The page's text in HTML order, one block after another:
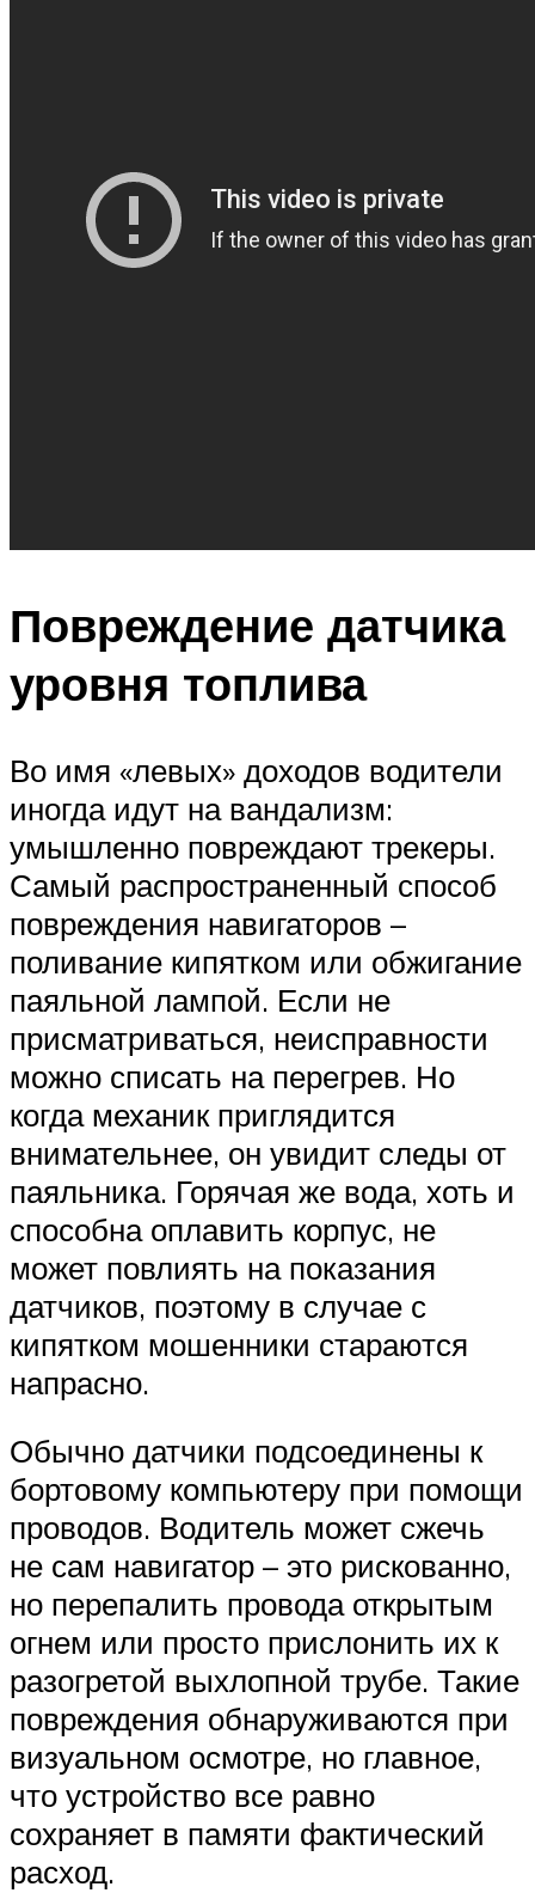
Повреждение датчика
уровня топлива
Во имя «левых» доходов водители
иногда идут на вандализм:
умышленно повреждают трекеры.
Самый распространенный способ
повреждения навигаторов –
поливание кипятком или обжигание
паяльной лампой. Если не
присматриваться, неисправности
можно списать на перегрев. Но
когда механик приглядится
внимательнее, он увидит следы от
паяльника. Горячая же вода, хоть и
способна оплавить корпус, не
может повлиять на показания
датчиков, поэтому в случае с
кипятком мошенники стараются
напрасно.
Обычно датчики подсоединены к
бортовому компьютеру при помощи
проводов. Водитель может сжечь
не сам навигатор – это рискованно,
но перепалить провода открытым
огнем или просто прислонить их к
разогретой выхлопной трубе. Такие
повреждения обнаруживаются при
визуальном осмотре, но главное,
что устройство все равно
сохраняет в памяти фактический
расход.